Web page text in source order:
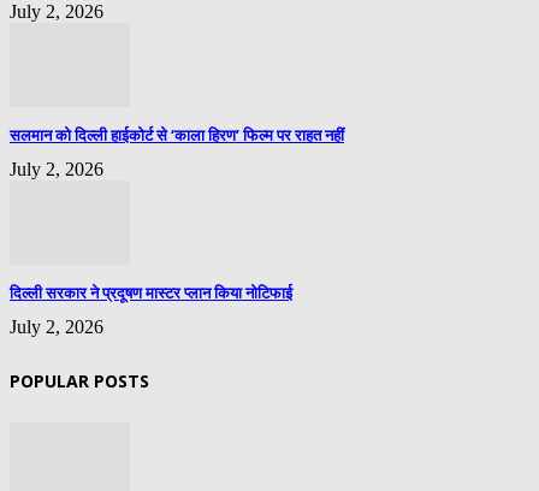
July 2, 2026
सलमान को दिल्ली हाईकोर्ट से ‘काला हिरण’ फिल्म पर राहत नहीं
July 2, 2026
दिल्ली सरकार ने प्रदूषण मास्टर प्लान किया नोटिफाई
July 2, 2026
POPULAR POSTS